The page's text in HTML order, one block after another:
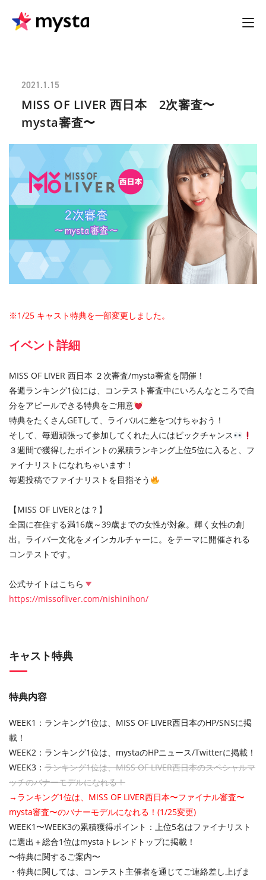
2021.1.15
MISS OF LIVER 西日本 2次審査〜
mysta審査〜
※1/25 キャスト特典を一部変更しました。
イベント詳細
MISS OF LIVER 西日本 ２次審査/mysta審査を開催！
各週ランキング1位には、コンテスト審査中にいろんなところで自
分をアピールできる特典をご用意
特典をたくさんGETして、ライバルに差をつけちゃおう！
そして、毎週頑張って参加してくれた人にはビックチャンス
３週間で獲得したポイントの累積ランキング上位5位に入ると、フ
ァイナリストになれちゃいます！
毎週投稿でファイナリストを目指そう
【MISS OF LIVERとは？】
全国に在住する満16歳～39歳までの女性が対象。輝く女性の創
出。ライバー文化をメインカルチャーに。をテーマに開催される
コンテストです。
公式サイトはこちら
https://missofliver.com/nishinihon/
キャスト特典
特典内容
WEEK1：ランキング1位は、MISS OF LIVER西日本のHP/SNSに掲
載！
WEEK2：ランキング1位は、mystaのHPニュース/Twitterに掲載！
WEEK3： ランキング1位は、MISS OF LIVER西日本のスペシャルマ
ッチのバナーモデルになれる！
→ランキング1位は、MISS OF LIVER西日本〜ファイナル審査〜
mysta審査〜のバナーモデルになれる！(1/25変更)
WEEK1〜WEEK3の累積獲得ポイント：上位5名はファイナリスト
に選出＋総合1位はmystaトレンドトップに掲載！
〜特典に関するご案内〜
・特典に関しては、コンテスト主催者を通じてご連絡差し上げま